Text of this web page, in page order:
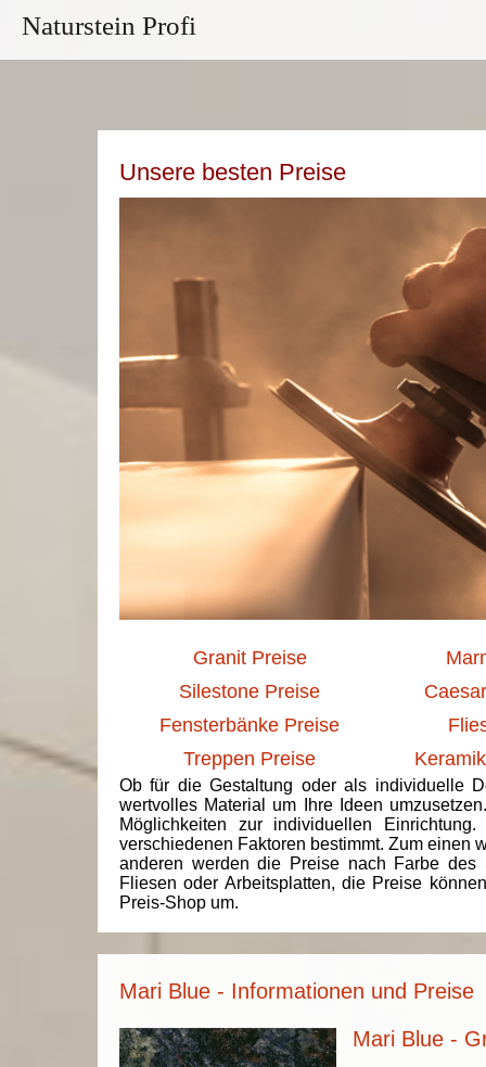
Naturstein Profi
Unsere besten Preise
Granit Preise
Silestone Preise
Fensterbänke Preise
Treppen Preise
Ob für die Gestaltung oder als individuelle
wertvolles Material um Ihre Ideen
Möglichkeiten zur individuellen
verschiedenen Faktoren bestimmt. Zum einen
anderen werden die Preise nach Farbe des
Fliesen oder Arbeitsplatten, die Preise
Preis-Shop um.
Mari Blue - Informationen und Preise
Mari Blue -